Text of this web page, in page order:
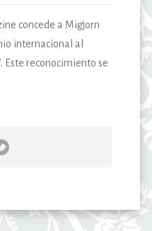
concede a Migjorn
internacional al
Este reconocimiento se